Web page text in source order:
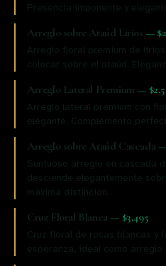
Presencia imponente y
Arreglo sobre Ataúd Lirios —
Arreglo floral premium de
colocar sobre el ataúd.
Arreglo Lateral Premium —
Arreglo lateral premium con
elegante. Complemento
Arreglo sobre Ataúd Cascada
Suntuoso arreglo en cascada
desciende elegantemente
máxima distinción.
Cruz Floral Blanca — $3,495
Cruz floral de rosas blancas y
esperanza, ideal como arreglo